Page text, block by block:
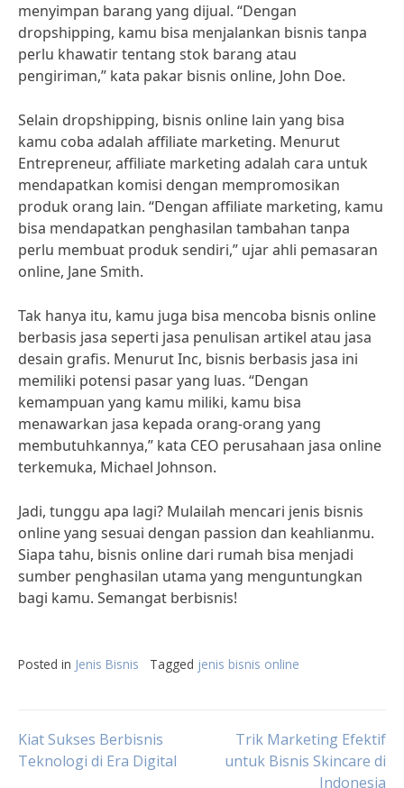
menyimpan barang yang dijual. “Dengan
dropshipping, kamu bisa menjalankan bisnis tanpa
perlu khawatir tentang stok barang atau
pengiriman,” kata pakar bisnis online, John Doe.
Selain dropshipping, bisnis online lain yang bisa
kamu coba adalah affiliate marketing. Menurut
Entrepreneur, affiliate marketing adalah cara untuk
mendapatkan komisi dengan mempromosikan
produk orang lain. “Dengan affiliate marketing, kamu
bisa mendapatkan penghasilan tambahan tanpa
perlu membuat produk sendiri,” ujar ahli pemasaran
online, Jane Smith.
Tak hanya itu, kamu juga bisa mencoba bisnis online
berbasis jasa seperti jasa penulisan artikel atau jasa
desain grafis. Menurut Inc, bisnis berbasis jasa ini
memiliki potensi pasar yang luas. “Dengan
kemampuan yang kamu miliki, kamu bisa
menawarkan jasa kepada orang-orang yang
membutuhkannya,” kata CEO perusahaan jasa online
terkemuka, Michael Johnson.
Jadi, tunggu apa lagi? Mulailah mencari jenis bisnis
online yang sesuai dengan passion dan keahlianmu.
Siapa tahu, bisnis online dari rumah bisa menjadi
sumber penghasilan utama yang menguntungkan
bagi kamu. Semangat berbisnis!
Posted in Jenis Bisnis Tagged jenis bisnis online
Post
Kiat Sukses Berbisnis
Teknologi di Era Digital
Trik Marketing Efektif
untuk Bisnis Skincare di
Indonesia